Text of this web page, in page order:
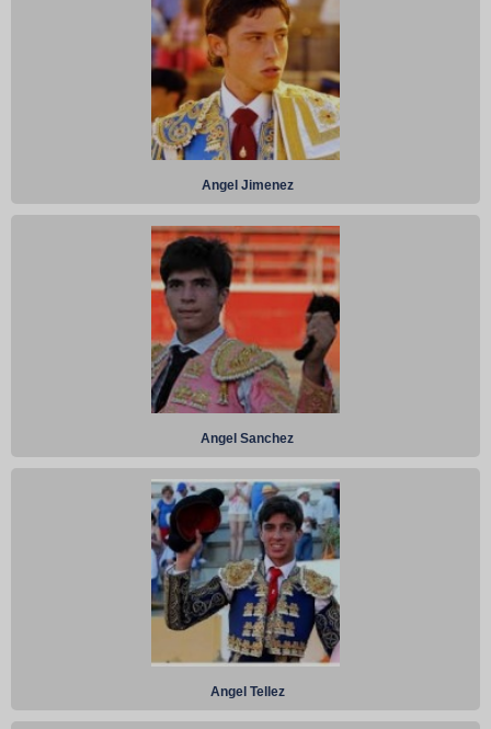
Angel Jimenez
Angel Sanchez
Angel Tellez